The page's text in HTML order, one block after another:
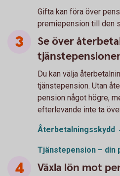
Gifta kan föra över
premiepension till den
Se över
Du kan välja
tjänstepension. Utan
pension något högre,
efterlevande inte ta
Återbetalningsskydd
Tjänstepension – din
Växla lön mot